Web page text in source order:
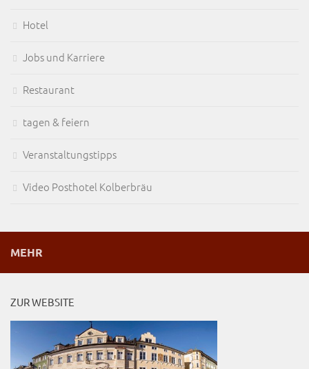
Hotel
Jobs und Karriere
Restaurant
tagen & feiern
Veranstaltungstipps
Video Posthotel Kolberbräu
MEHR
ZUR WEBSITE